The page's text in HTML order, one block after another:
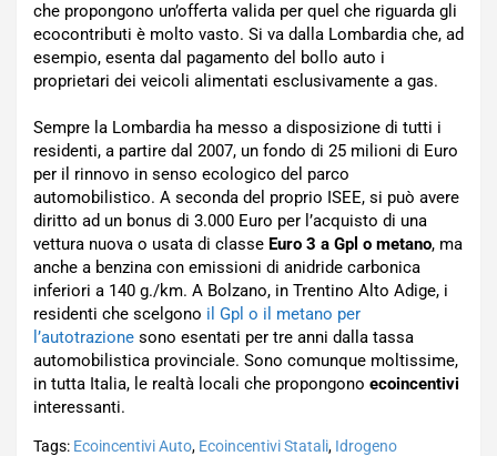
che propongono un’offerta valida per quel che riguarda gli
ecocontributi è molto vasto. Si va dalla Lombardia che, ad
esempio, esenta dal pagamento del bollo auto i
proprietari dei veicoli alimentati esclusivamente a gas.
Sempre la Lombardia ha messo a disposizione di tutti i
residenti, a partire dal 2007, un fondo di 25 milioni di Euro
per il rinnovo in senso ecologico del parco
automobilistico. A seconda del proprio ISEE, si può avere
diritto ad un bonus di 3.000 Euro per l’acquisto di una
vettura nuova o usata di classe Euro 3 a Gpl o metano, ma
anche a benzina con emissioni di anidride carbonica
inferiori a 140 g./km. A Bolzano, in Trentino Alto Adige, i
residenti che scelgono il Gpl o il metano per
l’autotrazione sono esentati per tre anni dalla tassa
automobilistica provinciale. Sono comunque moltissime,
in tutta Italia, le realtà locali che propongono ecoincentivi
interessanti.
Tags: Ecoincentivi Auto, Ecoincentivi Statali, Idrogeno